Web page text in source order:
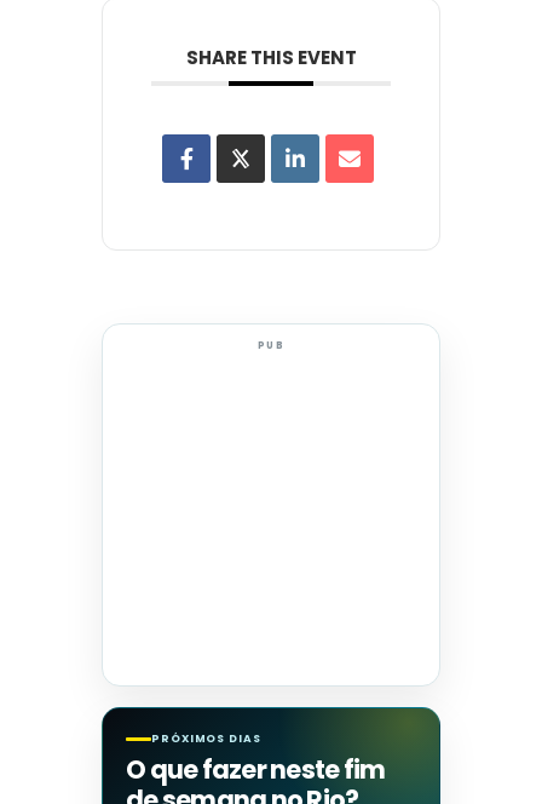
SHARE THIS EVENT
PUB
PRÓXIMOS DIAS
O que fazer neste fim